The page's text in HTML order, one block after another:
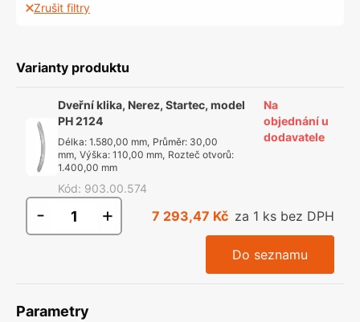
Zrušit filtry
Varianty produktu
Dveřní klika, Nerez, Startec, model
PH 2124
Délka: 1.580,00 mm, Průměr: 30,00
mm, Výška: 110,00 mm, Rozteč otvorů:
1.400,00 mm
Kód: 903.00.574
Na
objednání u
dodavatele
- + 7 293,47 Kč za 1 ks bez DPH
Do seznamu
Parametry